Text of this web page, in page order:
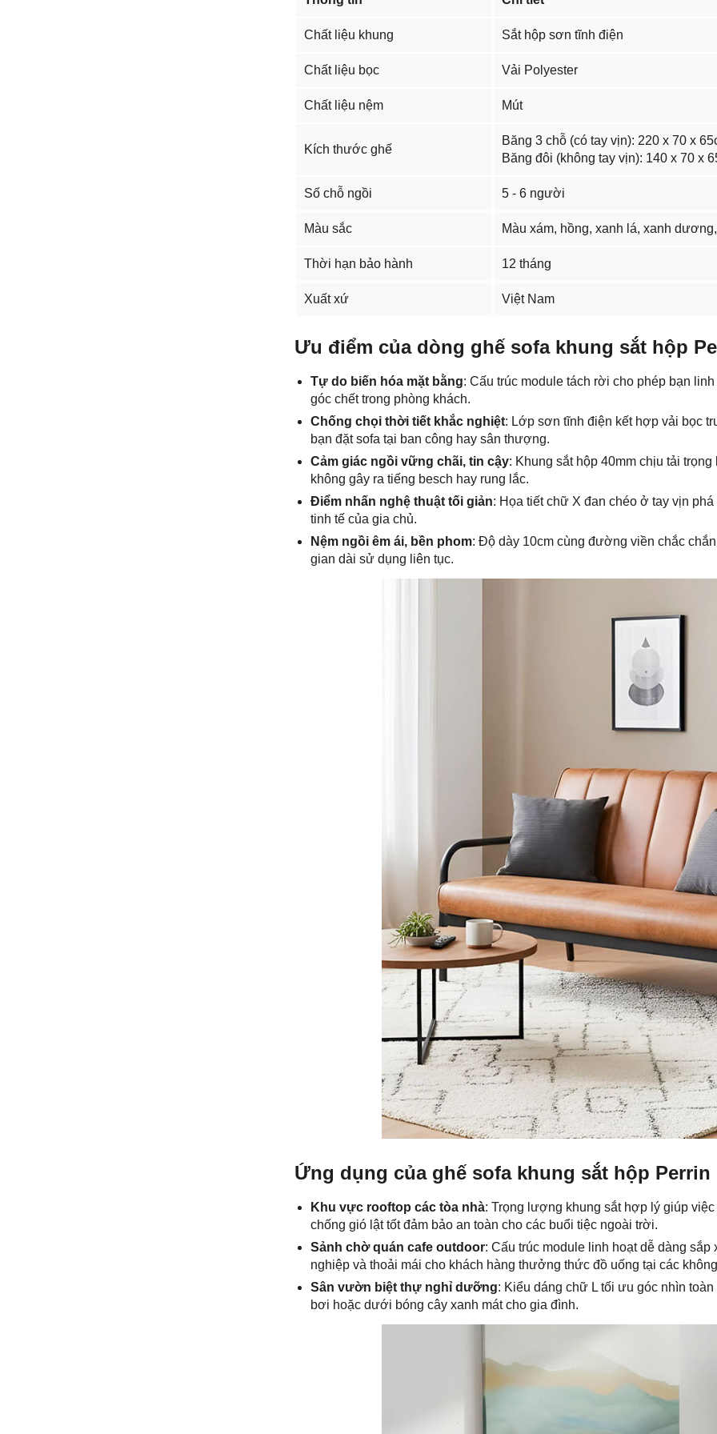
Chất liệu khung Sắt hộp sơn tĩnh điện
Chất liệu bọc Vải Polyester
Chất liệu nệm Mút
Kích thước ghế
Băng 3 chỗ (có tay vịn): 220 x 70 x
Băng đôi (không tay vịn): 140 x 70 x
Số chỗ ngồi 5 - 6 người
Màu sắc Màu xám, hồng, xanh lá, xanh
Thời hạn bảo hành 12 tháng
Xuất xứ Việt Nam
Ưu điểm của dòng ghế sofa khung sắt hộp
Tự do biến hóa mặt bằng: Cấu trúc module tách rời cho phép bạn
góc chết trong phòng khách.
Chống chọi thời tiết khắc nghiệt: Lớp sơn tĩnh điện kết hợp vải bọc
bạn đặt sofa tại ban công hay sân thượng.
Cảm giác ngồi vững chãi, tin cậy: Khung sắt hộp 40mm chịu tải
không gây ra tiếng besch hay rung lắc.
Điểm nhấn nghệ thuật tối giản: Họa tiết chữ X đan chéo ở tay vịn
tinh tế của gia chủ.
Nệm ngồi êm ái, bền phom: Độ dày 10cm cùng đường viền chắc
gian dài sử dụng liên tục.
Ứng dụng của ghế sofa khung sắt hộp Perrin
Khu vực rooftop các tòa nhà: Trọng lượng khung sắt hợp lý giúp
chống gió lật tốt đảm bảo an toàn cho các buổi tiệc ngoài trời.
Sảnh chờ quán cafe outdoor: Cấu trúc module linh hoạt dễ dàng
nghiệp và thoải mái cho khách hàng thưởng thức đồ uống tại các
Sân vườn biệt thự nghỉ dưỡng: Kiểu dáng chữ L tối ưu góc nhìn
bơi hoặc dưới bóng cây xanh mát cho gia đình.